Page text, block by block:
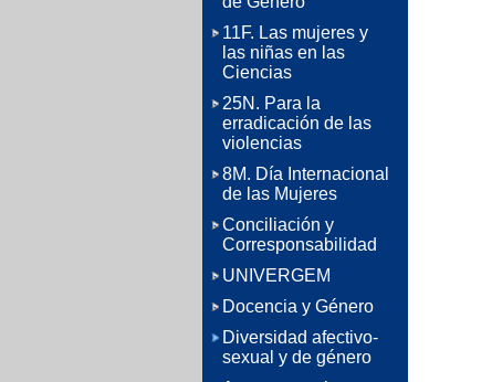
11F. Las mujeres y
las niñas en las
Ciencias
25N. Para la
erradicación de las
violencias
8M. Día Internacional
de las Mujeres
Conciliación y
Corresponsabilidad
UNIVERGEM
Docencia y Género
Diversidad afectivo-
sexual y de género